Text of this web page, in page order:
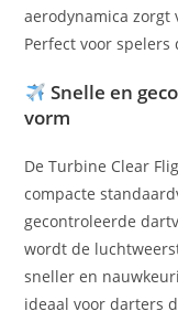
aerodynamica zorgt
Perfect voor
Snelle en
vorm
De Turbine Clear
compacte
gecontroleerde
wordt de
sneller en
ideaal voor darters